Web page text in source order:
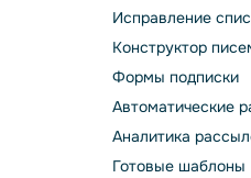
Исправление
Конструктор
Формы подписки
Автоматические
Аналитика
Готовые шаблоны